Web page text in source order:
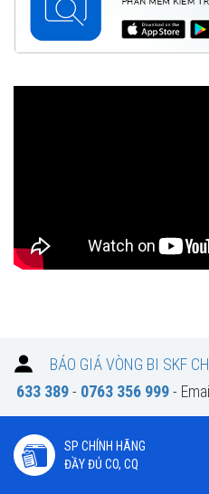
BÁO GIÁ VÒNG BI SKF
633 389- 0763 356 999-
SP CHÍNH HÃNG
ĐẦY ĐỦ CO, CQ